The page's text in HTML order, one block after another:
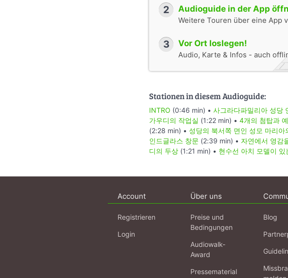
2 Audioguide in der App
Weitere Touren über eine App
3 Vor Ort loslegen!
Audio, Karte & Infos - auch
Stationen in diesem Audioguide:
INTRO (0:46 min) • 사그라다파밀리아 성당
가우디의 작업실 (1:22 min) • 4개의 첨탑과
(2:28 min) • 성당의 북서쪽 면인 성모 마리아
인드글라스 창문 (2:39 min) • 자연에서 영감
디의 두상 (1:21 min) • 현수선 아치 모델이
Account
Registrieren
Login
Über uns
Preise und
Bedingungen
Audiowalk-
Award
Pressematerial
Blog